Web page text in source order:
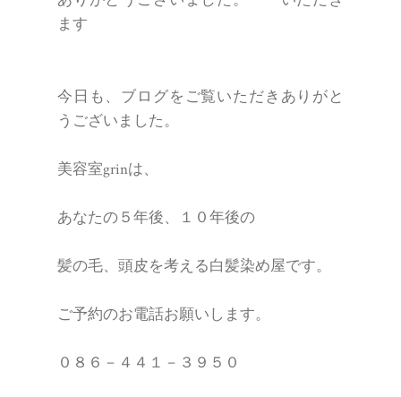
ます
今日も、ブログをご覧いただきありがと
うございました。
美容室grinは、
あなたの５年後、１０年後の
髪の毛、頭皮を考える白髪染め屋です。
ご予約のお電話お願いします。
０８６－４４１－３９５０